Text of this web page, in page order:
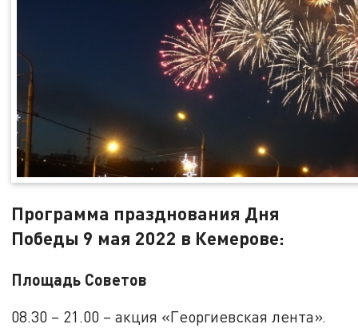
Программа празднования Дня
Победы 9 мая 2022 в Кемерове:
Площадь Советов
08.30 – 21.00 – акция «Георгиевская лента».